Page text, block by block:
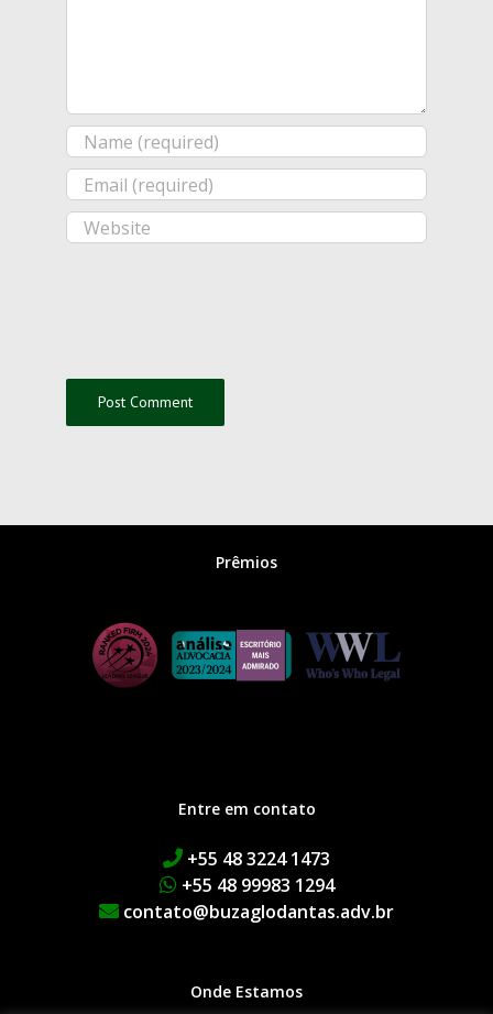
Prêmios
Entre em contato
+55 48 3224 1473
+55 48 99983 1294
contato@buzaglodantas.adv.br
Onde Estamos